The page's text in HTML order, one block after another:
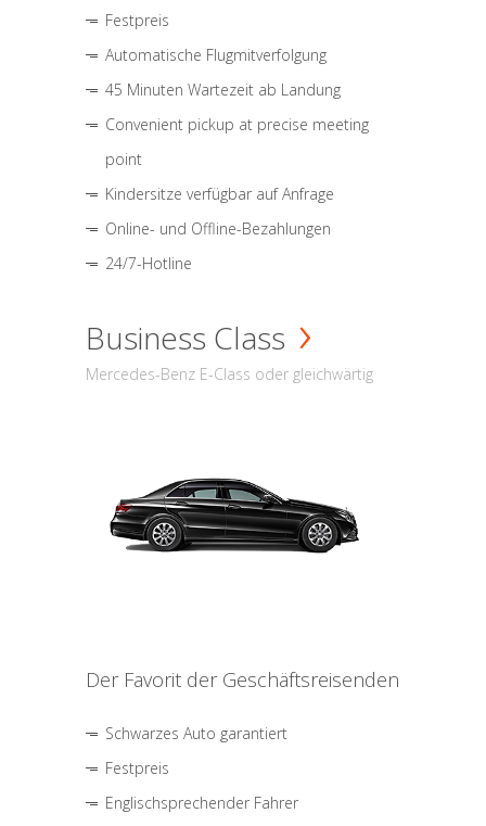
Festpreis
Automatische Flugmitverfolgung
45 Minuten Wartezeit ab Landung
Convenient pickup at precise meeting
point
Kindersitze verfügbar auf Anfrage
Online- und Offline-Bezahlungen
24/7-Hotline
Business Class
Mercedes-Benz E-Class oder gleichwärtig
Der Favorit der Geschäftsreisenden
Schwarzes Auto garantiert
Festpreis
Englischsprechender Fahrer